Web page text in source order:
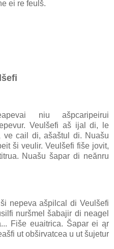
ei re feulš.
niu ašpcaripeirui
Veulšefi aš ijal di, le
ve cail di, ašaštul di. Nuašu
ši veulir. Veulšefi fiše jovit,
Nuašu šapar di neănru
nepeva ašpilcal di Veulšefi
nuršmel šabajir di neagel
Fiše euaitrica. Šapar ei ąr
ut obširvatcea u ut šujetur